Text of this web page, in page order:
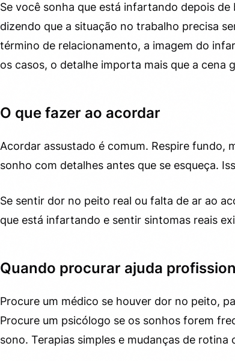
Se você sonha que está infartando depois
dizendo que a situação no trabalho precisa
término de relacionamento, a imagem do
os casos, o detalhe importa mais que a cena
O que fazer ao acordar
Acordar assustado é comum. Respire fundo,
sonho com detalhes antes que se esqueça.
Se sentir dor no peito real ou falta de ar ao
que está infartando e sentir sintomas reais
Quando procurar ajuda
Procure um médico se houver dor no peito,
Procure um psicólogo se os sonhos forem
sono. Terapias simples e mudanças de